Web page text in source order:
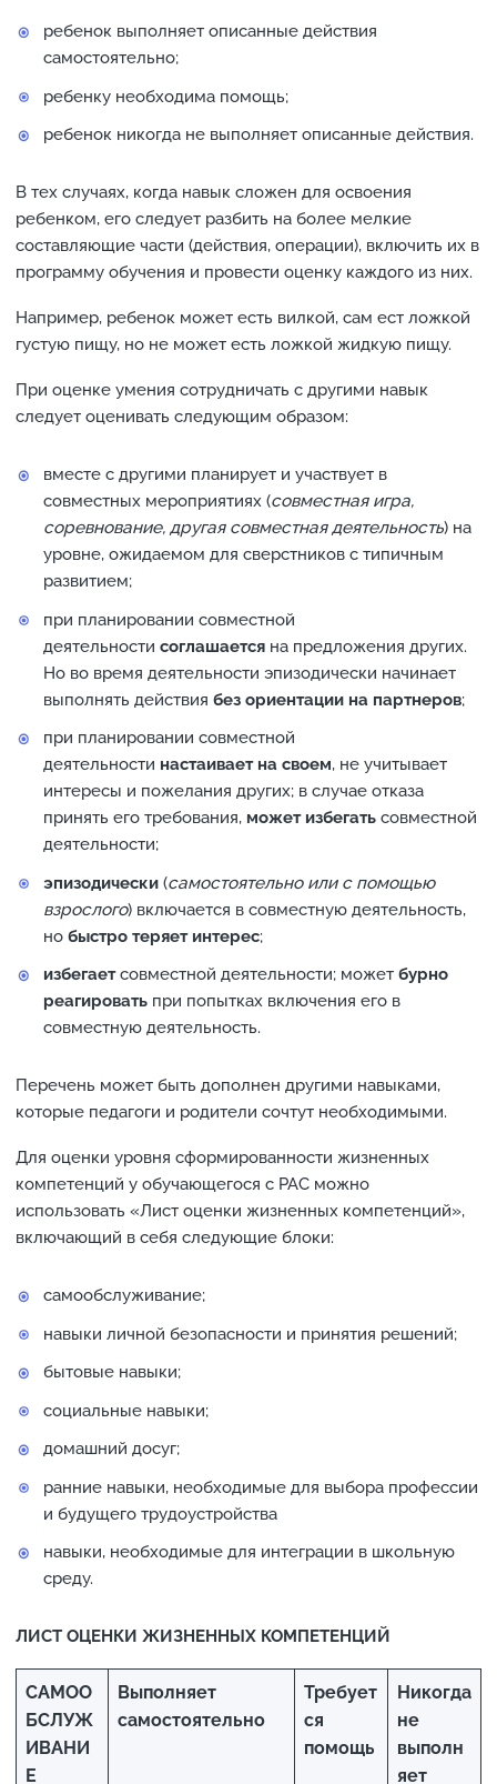
ребенок выполняет описанные действия
самостоятельно;
ребенку необходима помощь;
ребенок никогда не выполняет описанные действия.
В тех случаях, когда навык сложен для освоения
ребенком, его следует разбить на более мелкие
составляющие части (действия, операции), включить их в
программу обучения и провести оценку каждого из них.
Например, ребенок может есть вилкой, сам ест ложкой
густую пищу, но не может есть ложкой жидкую пищу.
При оценке умения сотрудничать с другими навык
следует оценивать следующим образом:
вместе с другими планирует и участвует в
совместных мероприятиях (совместная игра,
соревнование, другая совместная деятельность) на
уровне, ожидаемом для сверстников с типичным
развитием;
при планировании совместной
деятельности соглашается на предложения других.
Но во время деятельности эпизодически начинает
выполнять действия без ориентации на партнеров;
при планировании совместной
деятельности настаивает на своем, не учитывает
интересы и пожелания других; в случае отказа
принять его требования, может избегать совместной
деятельности;
эпизодически (самостоятельно или с помощью
взрослого) включается в совместную деятельность,
но быстро теряет интерес;
избегаетсовместной деятельности; может бурно
реагировать при попытках включения его в
совместную деятельность.
Перечень может быть дополнен другими навыками,
которые педагоги и родители сочтут необходимыми.
Для оценки уровня сформированности жизненных
компетенций у обучающегося с РАС можно
использовать «Лист оценки жизненных компетенций»,
включающий в себя следующие блоки:
самообслуживание;
навыки личной безопасности и принятия решений;
бытовые навыки;
социальные навыки;
домашний досуг;
ранние навыки, необходимые для выбора профессии
и будущего трудоустройства
навыки, необходимые для интеграции в школьную
среду.
ЛИСТ ОЦЕНКИ ЖИЗНЕННЫХ КОМПЕТЕНЦИЙ
САМОО
БСЛУЖ
ИВАНИ
Е
Выполняет
самостоятельно
Требует
ся
помощь
Никогда
не
выполн
яет